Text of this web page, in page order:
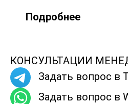
Подробнее
КОНСУЛЬТАЦИИ
Задать вопрос в
Задать вопрос в